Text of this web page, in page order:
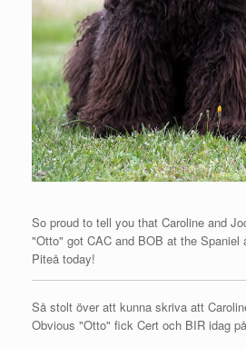
So proud to tell you that Caroline and
"Otto" got CAC and BOB at the Spaniel
Piteå today!
Så stolt över att kunna skriva att
Obvious "Otto" fick Cert och BIR idag